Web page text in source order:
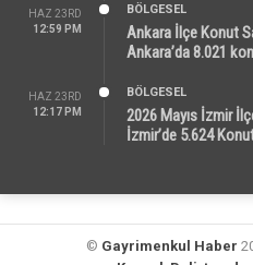
HAZ 23RD
12:59 PM
BÖLGESEL
Ankara İlçe Konut
Ankara’da 8.021
HAZ 23RD
12:17 PM
BÖLGESEL
2026 Mayıs İzmir
İzmir’de 5.624
© Gayrimenkul Haber